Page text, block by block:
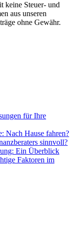
keine Steuer- und
aus unseren
ohne Gewähr.
für Ihre
Nach Hause fahren?
sinnvoll?
Ein Überblick
Faktoren im